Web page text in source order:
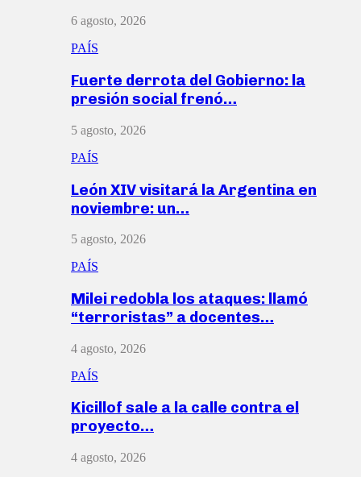
6 agosto, 2026
PAÍS
Fuerte derrota del Gobierno: la
presión social frenó…
5 agosto, 2026
PAÍS
León XIV visitará la Argentina en
noviembre: un…
5 agosto, 2026
PAÍS
Milei redobla los ataques: llamó
“terroristas” a docentes…
4 agosto, 2026
PAÍS
Kicillof sale a la calle contra el
proyecto…
4 agosto, 2026